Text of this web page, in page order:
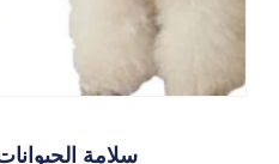
سلامة الحيوانات